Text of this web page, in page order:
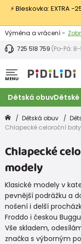
⚡ Bleskovka: EXTRA
Výměna a vrácení -
Sleva 100 Kč na první
725 518 759 (Po-Pá: 8-
MENU
Dětská obuv
Dětská obuv
Chlapecké celoroční boty
Chlapecké
modely
Klasické modely v
pevnější podrážku a
nošení i delší
Froddo i českou
Vše skladem,
značka s výborným